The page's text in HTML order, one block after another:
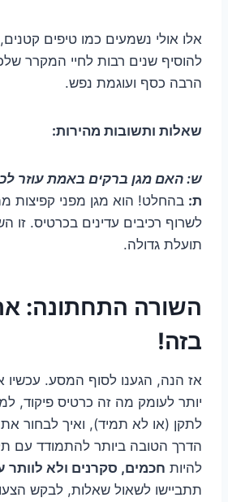
אלו אולי נשמעים כמו טיפים
להוסיף שנים רבות לחיי המקרר
הרבה כסף ועוגמת נפש.
שאלות ותשובות מהירות:
ש: האם מגן ברקים באמת עוזר
ת: בהחלט! הוא מגן מפני קפיצות
לשרוף רכיבים עדינים בכרטיס.
תועלת גדולה.
השורה התחתונה:
בזה!
אז הנה, הגענו לסוף המסע.
יותר לעומק מה זה כרטיס פיקוד,
לתקן (או לא תמיד), ואיך לבחור
הדרך הטובה ביותר להתמודד עם
להיות חכמים, סקרנים ולא לוותר
תתביישו לשאול שאלות, לבקש